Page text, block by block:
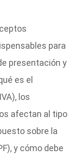
para
presentación y
es el
los
afectan al tipo
sobre la
y cómo debe